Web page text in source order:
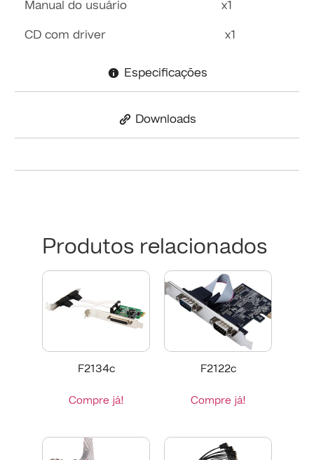
Manual do usuário x1
CD com driver x1
Especificações
Downloads
Produtos relacionados
F2134c
Compre já!
F2122c
Compre já!